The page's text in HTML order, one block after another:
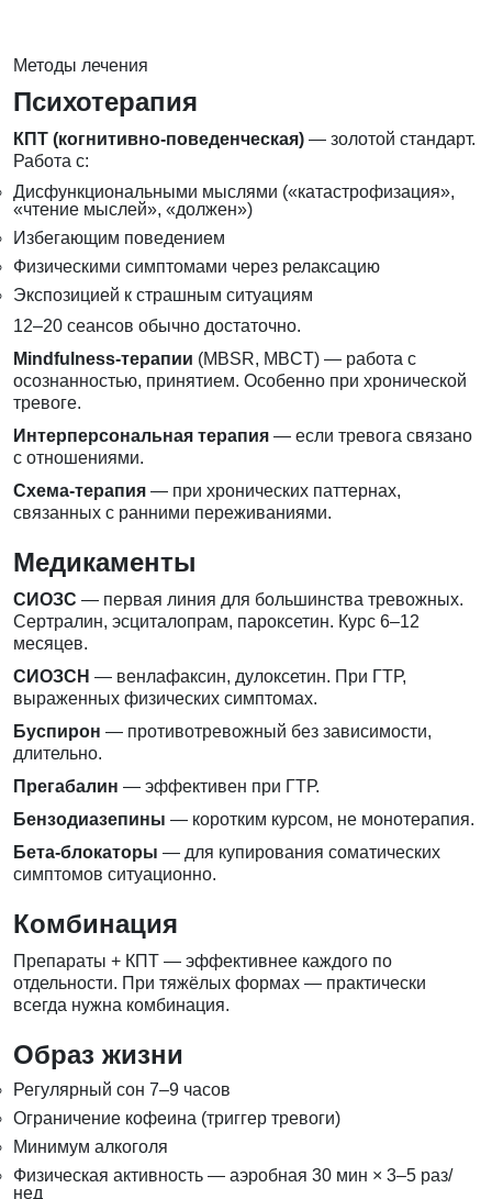
Методы лечения
Психотерапия
КПТ (когнитивно-поведенческая) — золотой стандарт.
Работа с:
Дисфункциональными мыслями («катастрофизация»,
«чтение мыслей», «должен»)
Избегающим поведением
Физическими симптомами через релаксацию
Экспозицией к страшным ситуациям
12–20 сеансов обычно достаточно.
Mindfulness-терапии (MBSR, MBCT) — работа с
осознанностью, принятием. Особенно при хронической
тревоге.
Интерперсональная терапия — если тревога связано
с отношениями.
Схема-терапия — при хронических паттернах,
связанных с ранними переживаниями.
Медикаменты
СИОЗС — первая линия для большинства тревожных.
Сертралин, эсциталопрам, пароксетин. Курс 6–12
месяцев.
СИОЗСН — венлафаксин, дулоксетин. При ГТР,
выраженных физических симптомах.
Буспирон — противотревожный без зависимости,
длительно.
Прегабалин — эффективен при ГТР.
Бензодиазепины — коротким курсом, не монотерапия.
Бета-блокаторы — для купирования соматических
симптомов ситуационно.
Комбинация
Препараты + КПТ — эффективнее каждого по
отдельности. При тяжёлых формах — практически
всегда нужна комбинация.
Образ жизни
Регулярный сон 7–9 часов
Ограничение кофеина (триггер тревоги)
Минимум алкоголя
Физическая активность — аэробная 30 мин × 3–5 раз/
нед